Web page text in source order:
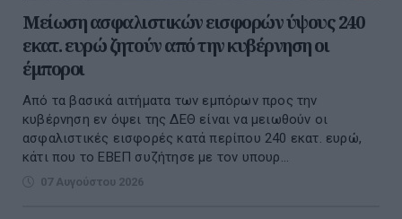
Μείωση ασφαλιστικών εισφορών ύψους 240
εκατ. ευρώ ζητούν από την κυβέρνηση οι
έμποροι
Από τα βασικά αιτήματα των εμπόρων προς την
κυβέρνηση εν όψει της ΔΕΘ είναι να μειωθούν οι
ασφαλιστικές εισφορές κατά περίπου 240 εκατ. ευρώ,
κάτι που το ΕΒΕΠ συζήτησε με τον υπουρ...
07 Αυγούστου 2026